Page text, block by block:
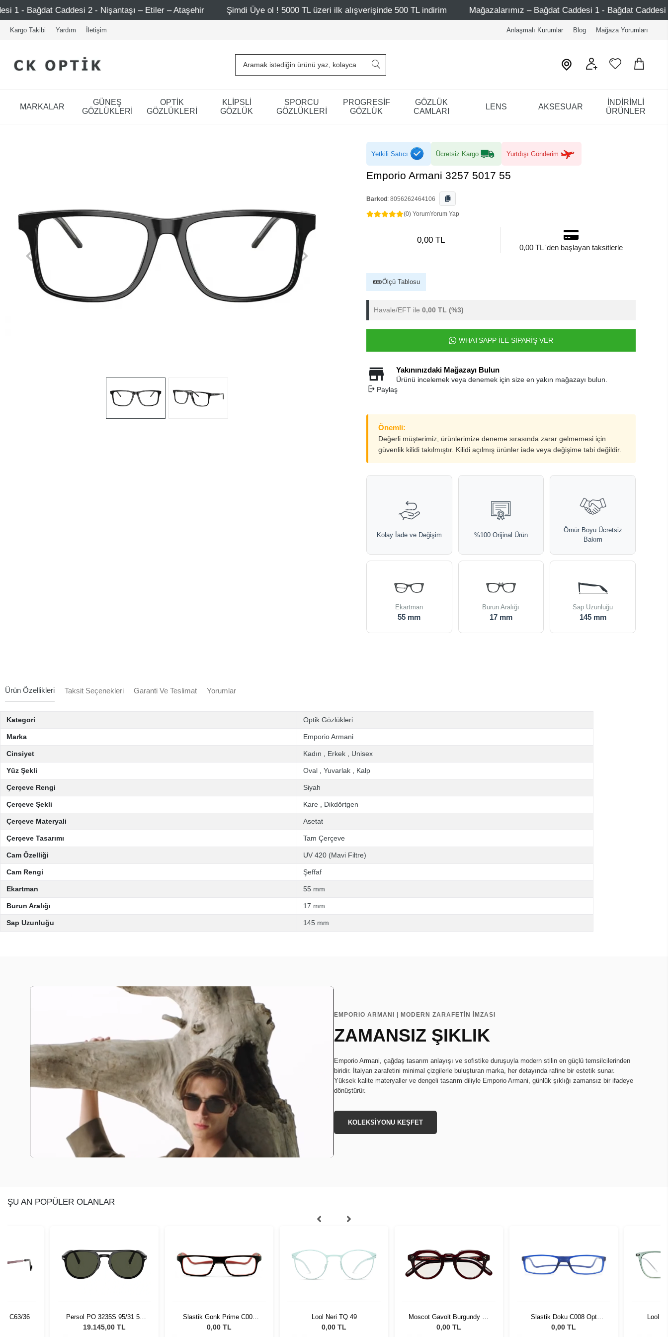
2 - Nişantaşı – Etiler – Ataşehir Şimdi Üye ol ! 5000 TL üzeri ilk alışverişinde 500 TL indirim Mağazalarımız – Bağdat Caddesi 1 - Bağdat Caddesi 2 - Nişantaşı –
Kargo Takibi Yardım İletişim Anlaşmalı Kurumlar Blog Mağaza Yorumları
MARKALAR
GÜNEŞ
GÖZLÜKLERİ
OPTİK
GÖZLÜKLERİ
KLİPSLİ
GÖZLÜK
SPORCU
GÖZLÜKLERİ
PROGRESİF
GÖZLÜK
GÖZLÜK
CAMLARI
LENS AKSESUAR
İNDİRİMLİ
ÜRÜNLER
Yetkili Satıcı Ücretsiz Kargo Yurtdışı Gönderim
Emporio Armani 3257 5017 55
Barkod : 8056262464106
(0) YorumYorum Yap
0,00 TL
0,00 TL 'den başlayan taksitlerle
Ölçü Tablosu
Havale/EFT ile 0,00 TL (%3)
WHATSAPP İLE SİPARİŞ VER
Yakınınızdaki Mağazayı Bulun
Ürünü incelemek veya denemek için size en yakın mağazayı bulun.
Paylaş
Önemli:
Değerli müşterimiz, ürünlerimize deneme sırasında zarar gelmemesi için
güvenlik kilidi takılmıştır. Kilidi açılmış ürünler iade veya değişime tabi değildir.
Kolay İade ve Değişim %100 Orijinal Ürün
Ömür Boyu Ücretsiz
Bakım
Ekartman
55 mm
Burun Aralığı
17 mm
Sap Uzunluğu
145 mm
Ürün Özellikleri Taksit Seçenekleri Garanti Ve Teslimat Yorumlar
Kategori Optik Gözlükleri
Marka Emporio Armani
Cinsiyet Kadın Erkek Unisex
Yüz Şekli Oval Yuvarlak Kalp
Çerçeve Rengi Siyah
Çerçeve Şekli Kare Dikdörtgen
Çerçeve Materyali Asetat
Çerçeve Tasarımı Tam Çerçeve
Cam Özelliği UV 420 (Mavi Filtre)
Cam Rengi Şeffaf
Ekartman 55 mm
Burun Aralığı 17 mm
Sap Uzunluğu 145 mm
EMPORIO ARMANI | MODERN ZARAFETİN İMZASI
ZAMANSIZ ŞIKLIK
Emporio Armani, çağdaş tasarım anlayışı ve sofistike duruşuyla modern stilin en güçlü temsilcilerinden
biridir. İtalyan zarafetini minimal çizgilerle buluşturan marka, her detayında rafine bir estetik sunar.
Yüksek kalite materyaller ve dengeli tasarım diliyle Emporio Armani, günlük şıklığı zamansız bir ifadeye
dönüştürür.
KOLEKSİYONU KEŞFET
ŞU AN POPÜLER OLANLAR
C63/36
Persol PO 3235S 95/31 55
Unisex Güneş Gözlüğü
19.145,00 TL
Slastik Gonk Prime C004
Opt 1055861
0,00 TL
Lool Neri TQ 49
0,00 TL
Moscot Gavolt Burgundy 45
0221-01
0,00 TL
Slastik Doku C008 Opt
1055081
0,00 TL
Lool